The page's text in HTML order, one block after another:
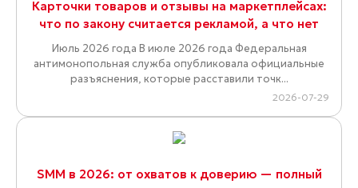
Карточки товаров и отзывы на маркетплейсах:
что по закону считается рекламой, а что нет
Июль 2026 года В июле 2026 года Федеральная
антимонопольная служба опубликовала официальные
разъяснения, которые расставили точк...
2026-07-29
SMM в 2026: от охватов к доверию — полный